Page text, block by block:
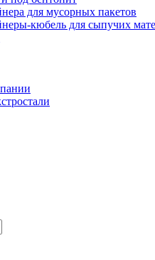
для мусорных пакетов
кюбель для сыпучих